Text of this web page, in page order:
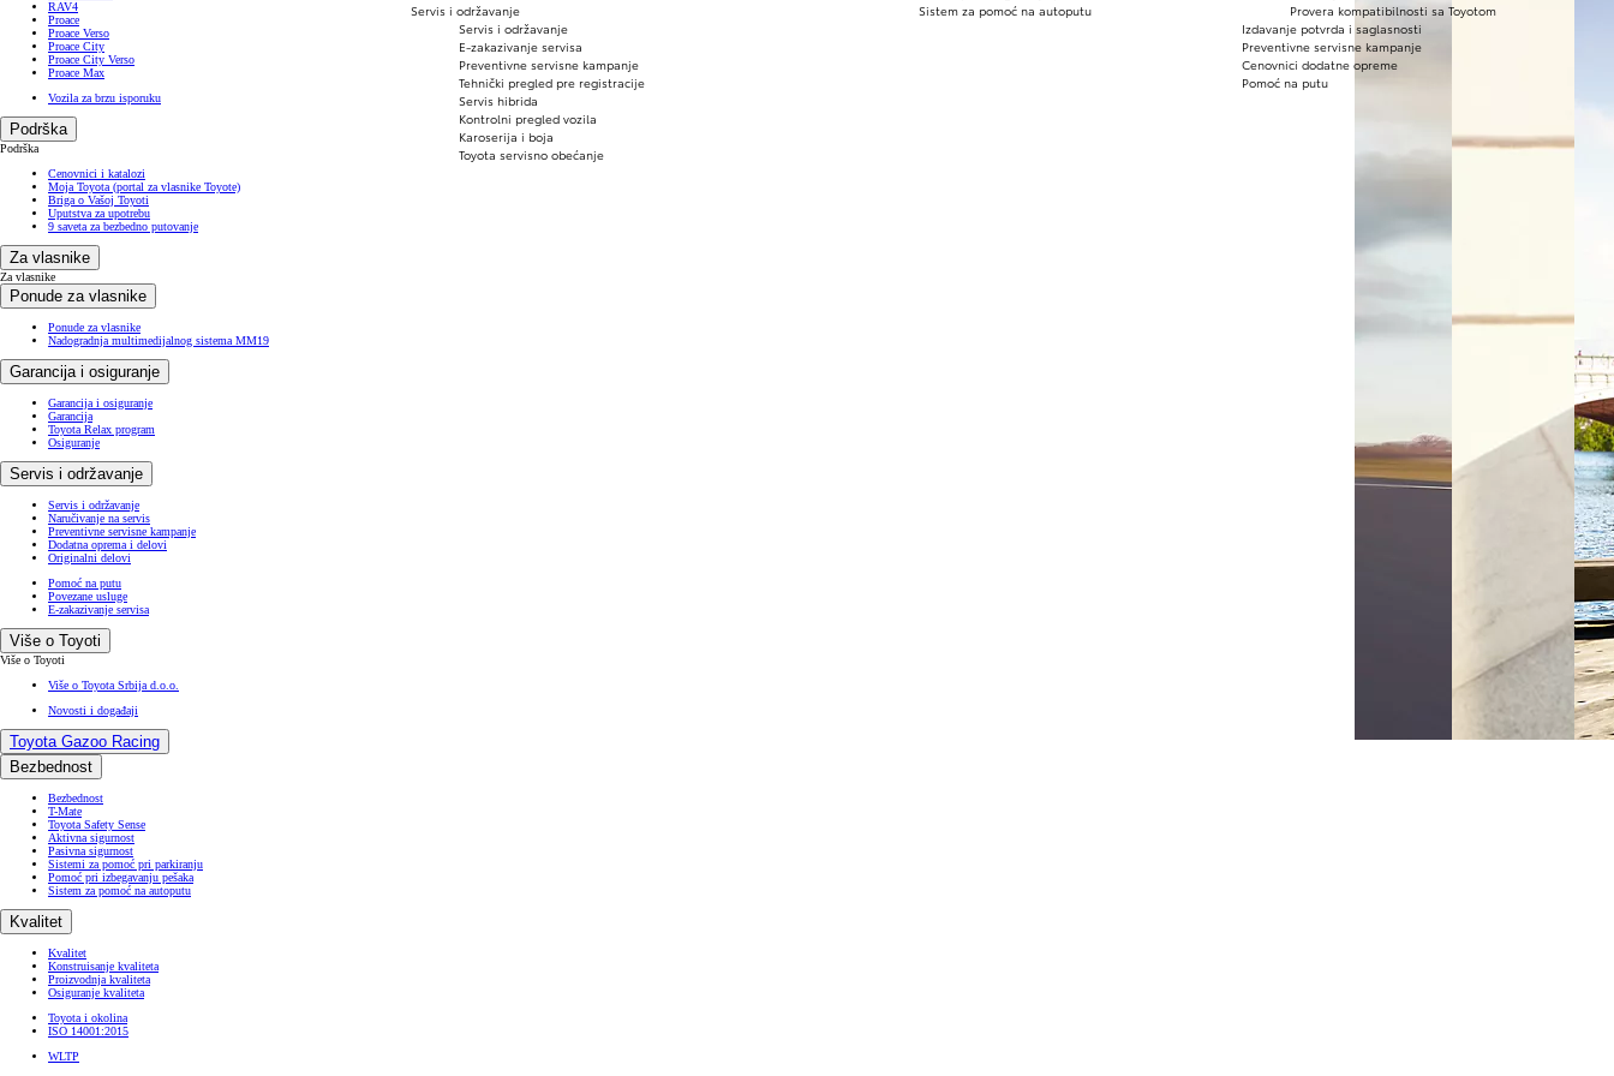
Servis i održavanje
Servis i održavanje
E-zakazivanje servisa
Preventivne servisne kampanje
Tehnički pregled pre registracije
Servis hibrida
Kontrolni pregled vozila
Karoserija i boja
Toyota servisno obećanje
Provera kompatibilnosti sa Toyotom
Izdavanje potvrda i saglasnosti
Preventivne servisne kampanje
Cenovnici dodatne opreme
Pomoć na putu
Sistem za pomoć na autoputu
RAV4
Proace
Proace Verso
Proace City
Proace City Verso
Proace Max
Vozila za brzu isporuku
Podrška
Podrška
Cenovnici i katalozi
Moja Toyota (portal za vlasnike Toyote)
Briga o Vašoj Toyoti
Uputstva za upotrebu
9 saveta za bezbedno putovanje
Za vlasnike
Za vlasnike
Ponude za vlasnike
Ponude za vlasnike
Nadogradnja multimedijalnog sistema MM19
Garancija i osiguranje
Garancija i osiguranje
Garancija
Toyota Relax program
Osiguranje
Servis i održavanje
Servis i održavanje
Naručivanje na servis
Preventivne servisne kampanje
Dodatna oprema i delovi
Originalni delovi
Pomoć na putu
Povezane usluge
E-zakazivanje servisa
Više o Toyoti
Više o Toyoti
Više o Toyota Srbija d.o.o.
Novosti i događaji
Toyota Gazoo Racing
Bezbednost
Bezbednost
T-Mate
Toyota Safety Sense
Aktivna sigurnost
Pasivna sigurnost
Sistemi za pomoć pri parkiranju
Pomoć pri izbegavanju pešaka
Sistem za pomoć na autoputu
Kvalitet
Kvalitet
Konstruisanje kvaliteta
Proizvodnja kvaliteta
Osiguranje kvaliteta
Toyota i okolina
ISO 14001:2015
WLTP